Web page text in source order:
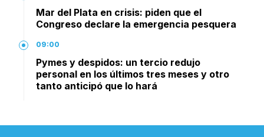
Mar del Plata en crisis: piden que el
Congreso declare la emergencia pesquera
09:00
Pymes y despidos: un tercio redujo
personal en los últimos tres meses y otro
tanto anticipó que lo hará